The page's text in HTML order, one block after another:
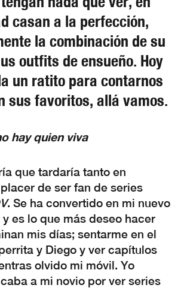
casan a la perfección,
la combinación de su
outfits de ensueño. Hoy
un ratito para contarnos
sus favoritos, allá vamos.
hay quien viva
que tardaría tanto en
de ser fan de series
. Se ha convertido en mi nuevo
es lo que más deseo hacer
mis días; sentarme en el
y Diego y ver capítulos
olvido mi móvil. Yo
a mi novio por ver series